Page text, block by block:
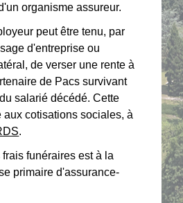
organisme assureur.
peut être tenu, par
d'entreprise ou
de verser une rente à
de Pacs survivant
salarié décédé. Cette
aux cotisations sociales, à
.
funéraires est à la
primaire d'assurance-